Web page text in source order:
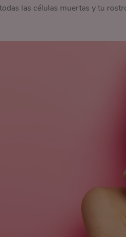
las células muertas y tu